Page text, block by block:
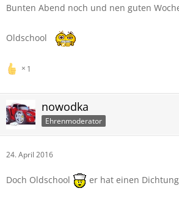
Bunten Abend noch und nen guten
Oldschool
1
nowodka
Ehrenmoderator
24. April 2016
Doch Oldschool er hat einen